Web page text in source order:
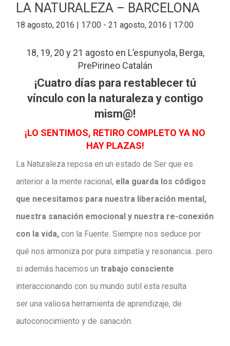
LA NATURALEZA – BARCELONA
18 agosto, 2016 | 17:00 -21 agosto, 2016 | 17:00
18, 19, 20 y 21 agosto en L’espunyola, Berga,
PrePirineo Catalán
¡Cuatro días para restablecer tú
vínculo con la naturaleza y contigo
mism@!
¡LO SENTIMOS, RETIRO COMPLETO YA NO
HAY PLAZAS!
La Naturaleza reposa en un estado de Ser que es
anterior a la mente racional, ella guarda los códigos
que necesitamos para nuestra liberación mental,
nuestra sanación emocional y nuestra re-conexión
con la vida, con la Fuente. Siempre nos seduce por
qué nos armoniza por pura simpatía y resonancia…pero
si además hacemos untrabajo consciente
interaccionando con su mundo sutil esta resulta
ser una valiosa herramienta de aprendizaje, de
autoconocimiento y de sanación.